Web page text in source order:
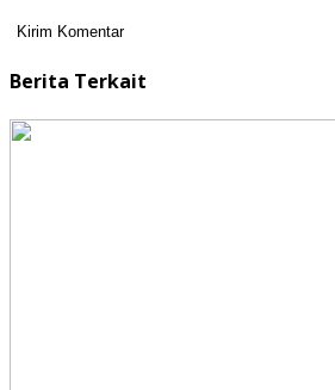
Berita Terkait